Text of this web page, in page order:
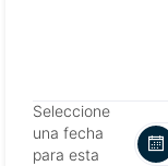
Seleccione
una fecha
para esta